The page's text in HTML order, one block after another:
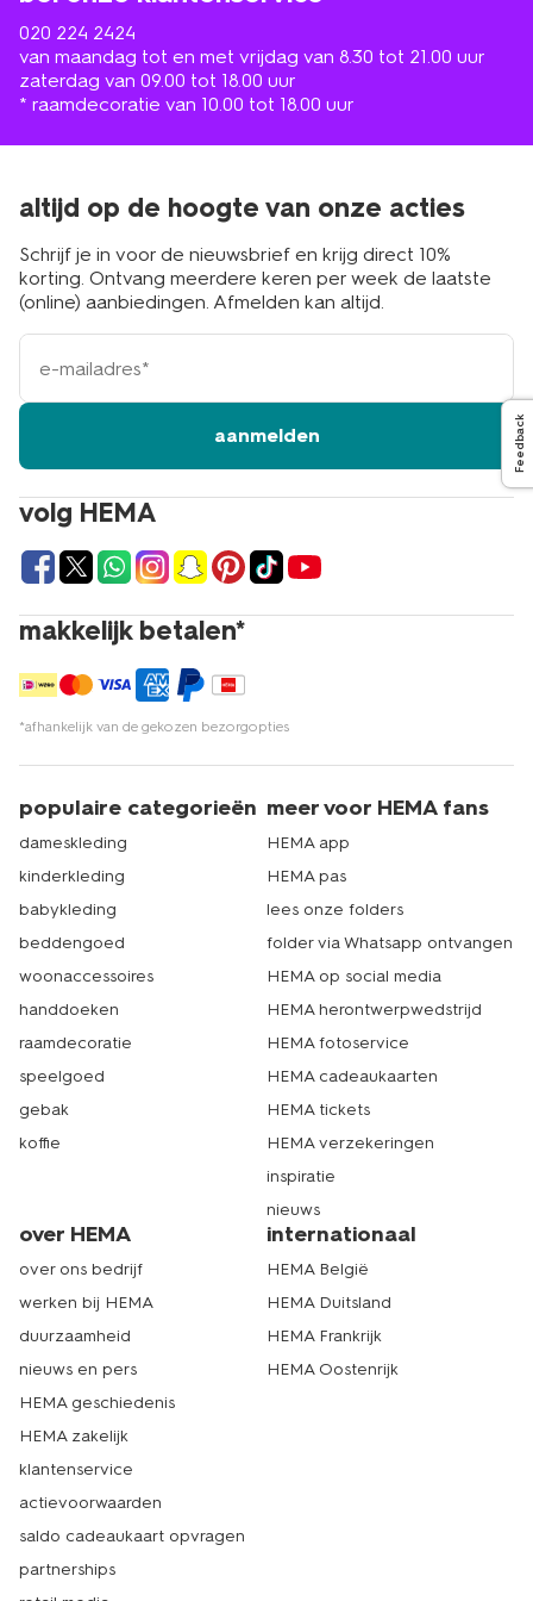
020 224 2424
van maandag tot en met vrijdag van 8.30 tot 21.00 uur
zaterdag van 09.00 tot 18.00 uur
* raamdecoratie van 10.00 tot 18.00 uur
volg HEMA
makkelijk betalen*
*afhankelijk van de gekozen bezorgopties
altijd op de hoogte van onze acties
Schrijf je in voor de nieuwsbrief en krijg direct 10%
korting. Ontvang meerdere keren per week de laatste
(online) aanbiedingen. Afmelden kan altijd.
e-
mailadres
aanmelden
populaire categorieën
dameskleding
kinderkleding
babykleding
beddengoed
woonaccessoires
handdoeken
raamdecoratie
speelgoed
gebak
koffie
meer voor HEMA fans
HEMA app
HEMA pas
lees onze folders
folder via Whatsapp ontvangen
HEMA op social media
HEMA herontwerpwedstrijd
HEMA fotoservice
HEMA cadeaukaarten
HEMA tickets
HEMA verzekeringen
inspiratie
nieuws
over HEMA
over ons bedrijf
werken bij HEMA
duurzaamheid
nieuws en pers
HEMA geschiedenis
HEMA zakelijk
klantenservice
actievoorwaarden
saldo cadeaukaart opvragen
partnerships
internationaal
HEMA België
HEMA Duitsland
HEMA Frankrijk
HEMA Oostenrijk
Feedback